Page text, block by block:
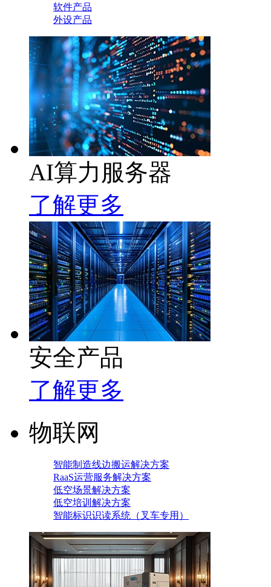
软件产品
外设产品
AI算力服务器
了解更多
安全产品
了解更多
物联网
智能制造线边搬运解决方案
RaaS运营服务解决方案
低空场景解决方案
低空培训解决方案
智能标识识读系统（叉车专用）